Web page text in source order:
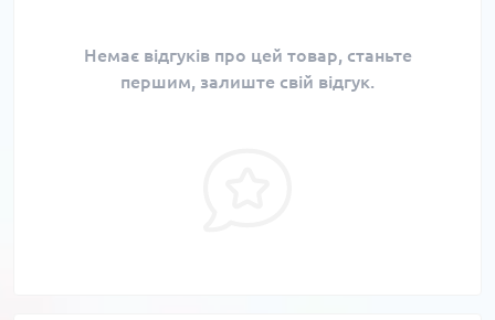
Немає відгуків про цей товар, станьте
першим, залиште свій відгук.